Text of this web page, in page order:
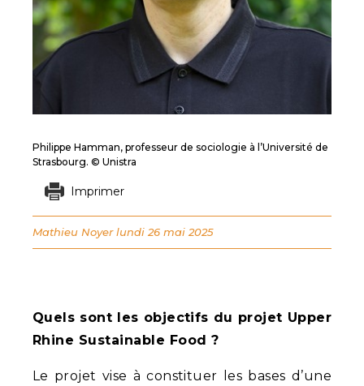
Quels sont les objectifs du projet Upper
Rhine Sustainable Food ?
Le projet vise à constituer les bases d’une
Philippe Hamman, professeur de sociologie à l’Université de
Strasbourg. © Unistra
Imprimer
Mathieu Noyer lundi 26 mai 2025